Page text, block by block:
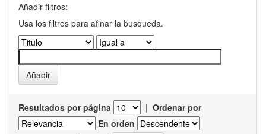
Añadir filtros:
Usa los filtros para afinar la busqueda.
Resultados por página | Ordenar por
En orden